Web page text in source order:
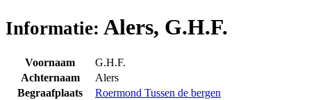
Informatie: Alers, G.H.F.
Voornaam
G.H.F.
Achternaam
Alers
Begraafplaats
Roermond Tussen de bergen